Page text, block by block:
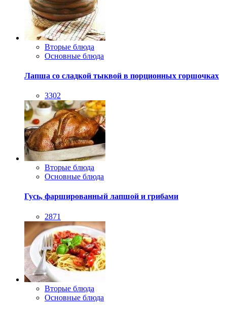
Вторые блюда
Основные блюда
Лапша со сладкой тыквой в порционных горшочках
3302
Вторые блюда
Основные блюда
Гусь, фаршированный лапшой и грибами
2871
Вторые блюда
Основные блюда